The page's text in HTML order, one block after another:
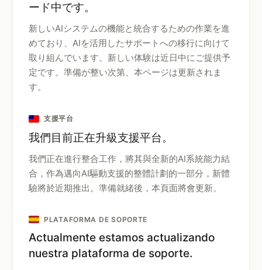
ード中です。
新しいAIシステムの機能と統合するための作業を進
めており、AIを活用したサポートへの移行に向けて
取り組んでいます。新しい体験は近日中にご提供予
定です。準備が整い次第、本ページは更新されま
す。
支援平台
我們目前正在升級支援平台。
我們正在進行整合工作，將其與全新的AI系統能力結
合，作為邁向AI驅動支援的整體計劃的一部分，新體
驗將於近期推出。準備就緒後，本頁面將會更新。
PLATAFORMA DE SOPORTE
Actualmente estamos actualizando
nuestra plataforma de soporte.